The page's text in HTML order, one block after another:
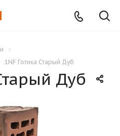
1NF Готика Старый Дуб
Дуб